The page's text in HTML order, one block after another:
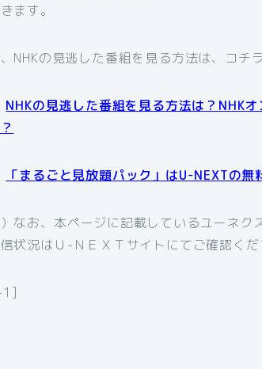
ます。
NHKの見逃した番組を見る方法は、コチ
NHKの見逃した番組を見る方法は？NHK
「まるごと見放題パック」はU-NEXTの無
）なお、本ページに記載しているユーネ
状況はＵ-ＮＥＸＴサイトにてご確認くだ
1]